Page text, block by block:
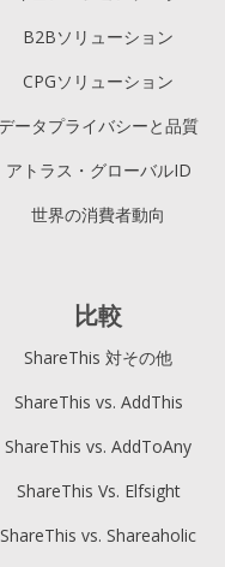
B2Bソリューション
CPGソリューション
ータプライバシーと品質
アトラス・グローバルID
世界の消費者動向
比較
ShareThis 対その他
ShareThis vs. AddThis
ShareThis vs. AddToAny
ShareThis Vs. Elfsight
ShareThis vs. Shareaholic